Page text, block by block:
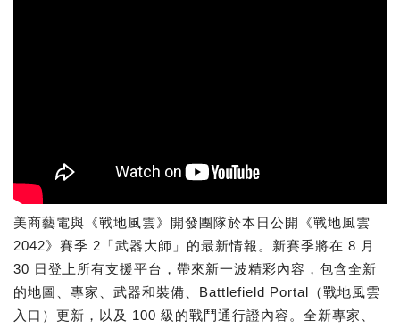
美商藝電與《戰地風雲》開發團隊於本日公開《戰地風雲
2042》賽季 2「武器大師」的最新情報。新賽季將在 8 月
30 日登上所有支援平台，帶來新一波精彩內容，包含全新
的地圖、專家、武器和裝備、Battlefield Portal（戰地風雲
入口）更新，以及 100 級的戰鬥通行證內容。全新專家、